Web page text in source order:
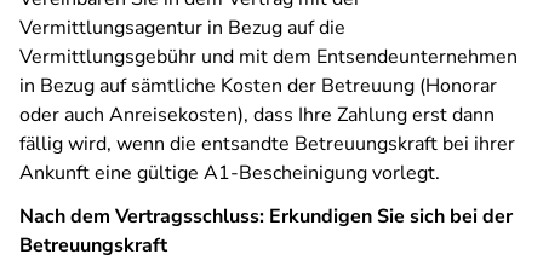
Vermittlungsagentur in Bezug auf die
Vermittlungsgebühr und mit dem Entsendeunternehmen
in Bezug auf sämtliche Kosten der Betreuung (Honorar
oder auch Anreisekosten), dass Ihre Zahlung erst dann
fällig wird, wenn die entsandte Betreuungskraft bei ihrer
Ankunft eine gültige A1-Bescheinigung vorlegt.
Nach dem Vertragsschluss: Erkundigen Sie sich bei der
Betreuungskraft